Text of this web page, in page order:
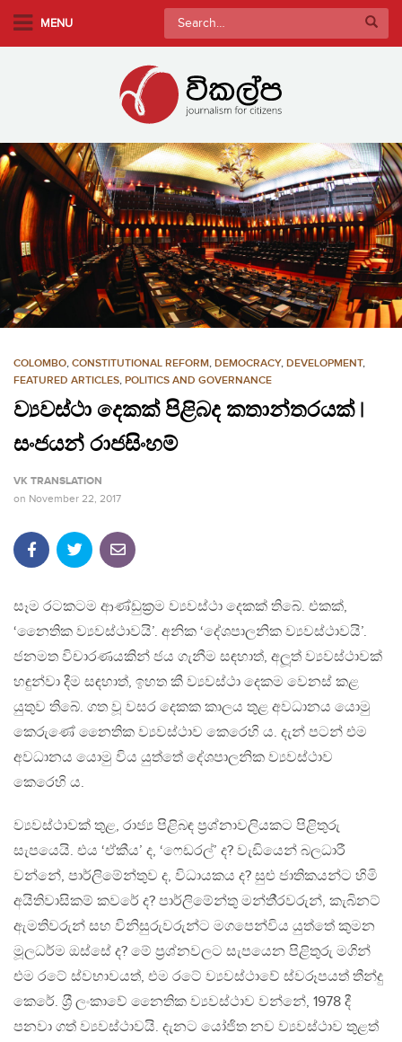
m
a
i
n
t
e
MENU
Search
for:
COLOMBO, CONSTITUTIONAL REFORM, DEMOCRACY, DEVELOPMENT,
FEATURED ARTICLES, POLITICS AND GOVERNANCE
ව්‍යවස්ථා දෙකක් පිළිබද කතාන්තරයක් |
සංජයන් රාජසිංහම්
VK TRANSLATION
on November 22, 2017
සෑම රටකටම ආණ්ඩුක‍්‍රම ව්‍යවස්ථා දෙකක් තිබේ. එකක්,
‘නෛතික ව්‍යවස්ථාවයි’. අනික ‘දේශපාලනික ව්‍යවස්ථාවයි’.
ජනමත විචාරණයකින් ජය ගැනීම සඳහාත්, අලූත් ව්‍යවස්ථාවක්
හඳුන්වා දීම සඳහාත්, ඉහත කී ව්‍යවස්ථා දෙකම වෙනස් කළ
යුතුව තිබේ. ගත වූ වසර දෙකක කාලය තුළ අවධානය යොමු
කෙරුණේ නෛතික ව්‍යවස්ථාව කෙරෙහි ය. දැන් පටන් එම
අවධානය යොමු විය යුත්තේ දේශපාලනික ව්‍යවස්ථාව
කෙරෙහි ය.
ව්‍යවස්ථාවක් තුළ, රාජ්‍ය පිළිබඳ ප‍්‍රශ්නාවලියකට පිළිතුරු
සැපයෙයි. එය ‘ඒකීය’ ද, ‘ෆෙඩරල්’ ද? වැඩියෙන් බලධාරී
වන්නේ, පාර්ලිමේන්තුව ද, විධායකය ද? සුළු ජාතිකයන්ට හිමි
අයිතිවාසිකම් කවරේ ද? පාර්ලිමේන්තු මන්තී‍්‍රවරුන්, කැබිනට්
ඇමතිවරුන් සහ විනිසුරුවරුන්ට මගපෙන්විය යුත්තේ කුමන
මූලධර්ම ඔස්සේ ද? මේ ප‍්‍රශ්නවලට සැපයෙන පිළිතුරු මගින්
එම රටේ ස්වභාවයත්, එම රටේ ව්‍යවස්ථාවේ ස්වරූපයත් තීන්දු
කෙරේ. ශ‍්‍රී ලංකාවේ නෛතික ව්‍යවස්ථාව වන්නේ, 1978 දී
පනවා ගත් ව්‍යවස්ථාවයි. දැනට යෝජිත නව ව්‍යවස්ථාව තුළත්